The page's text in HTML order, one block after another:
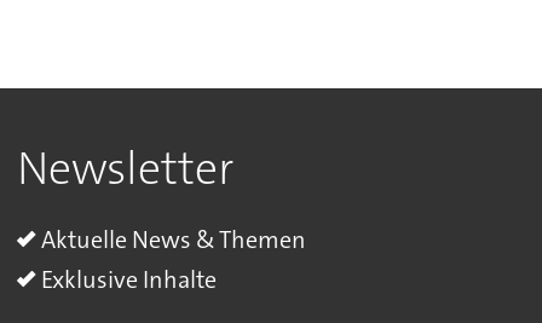
Newsletter
Aktuelle News & Themen
Exklusive Inhalte